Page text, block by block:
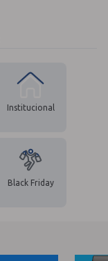
Institucional
Black Friday